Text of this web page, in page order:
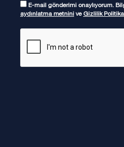
E-mail gönderimi onaylıyorum.
aydınlatma metnini ve Gizlilik